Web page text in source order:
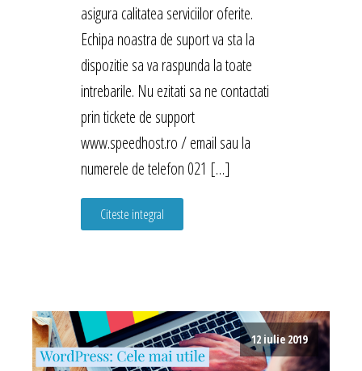
asigura calitatea serviciilor oferite.
Echipa noastra de suport va sta la
dispozitie sa va raspunda la toate
intrebarile. Nu ezitati sa ne contactati
prin tickete de support
www.speedhost.ro / email sau la
numerele de telefon 021 […]
Citeste integral
12 iulie 2019